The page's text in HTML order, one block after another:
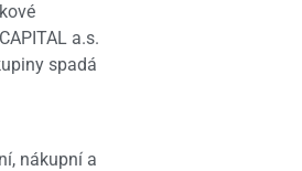
a.s.
spadá
nákupní a